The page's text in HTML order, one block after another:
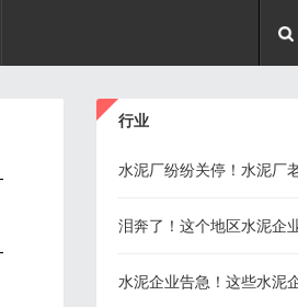
行业
水泥厂纷纷关停！水泥厂
泪奔了！这个地区水泥企
水泥企业告急！这些水泥